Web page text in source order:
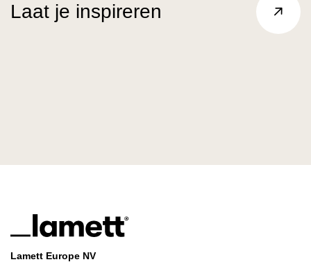
Laat je inspireren
Lamett Europe NV